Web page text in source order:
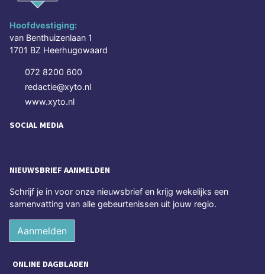
Hoofdvestiging:
van Benthuizenlaan 1
1701 BZ Heerhugowaard
072 8200 600
redactie@xyto.nl
www.xyto.nl
SOCIAL MEDIA
NIEUWSBRIEF AANMELDEN
Schrijf je in voor onze nieuwsbrief en krijg wekelijks een
samenvatting van alle gebeurtenissen uit jouw regio.
Aanmelden
ONLINE DAGBLADEN